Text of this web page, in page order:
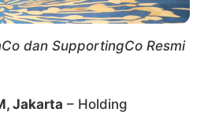
dan SupportingCo Resmi
Jakarta – Holding